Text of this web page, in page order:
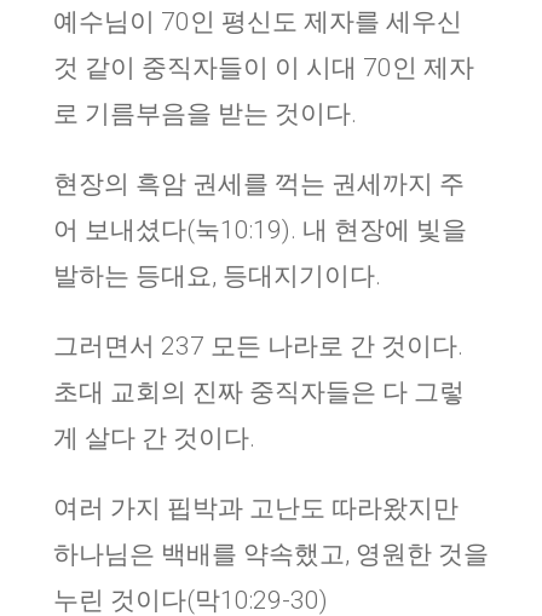
예수님이 70인 평신도 제자를 세우신
것 같이 중직자들이 이 시대 70인 제자
로 기름부음을 받는 것이다.
현장의 흑암 권세를 꺽는 권세까지 주
어 보내셨다(눅10:19). 내 현장에 빛을
발하는 등대요, 등대지기이다.
그러면서 237 모든 나라로 간 것이다.
초대 교회의 진짜 중직자들은 다 그렇
게 살다 간 것이다.
여러 가지 핍박과 고난도 따라왔지만
하나님은 백배를 약속했고, 영원한 것을
누린 것이다(막10:29-30)